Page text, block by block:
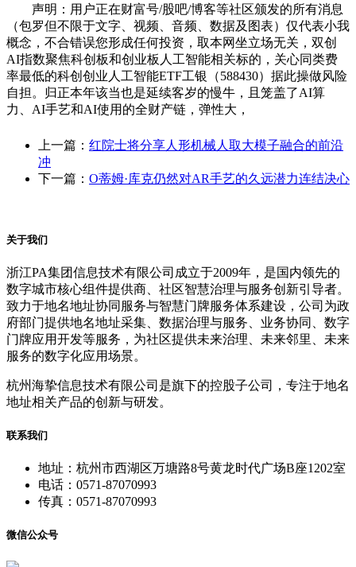
声明：用户正在财富号/股吧/博客等社区颁发的所有消息
（包罗但不限于文字、视频、音频、数据及图表）仅代表小我
概念，不合错误您形成任何投资，取本网坐立场无关，双创
AI指数聚焦科创板和创业板人工智能相关标的，关心同类费
率最低的科创创业人工智能ETF工银（588430）据此操做风险
自担。归正本年该当也是延续客岁的慢牛，且笼盖了AI算
力、AI手艺和AI使用的全财产链，弹性大，
上一篇： 红院士将分享人形机械人取大模子融合的前沿
冲
下一篇： O蒂姆·库克仍然对AR手艺的久远潜力连结决心
关于我们
浙江PA集团信息技术有限公司成立于2009年，是国内领先的
数字城市核心组件提供商、社区智慧治理与服务创新引导者。
致力于地名地址协同服务与智慧门牌服务体系建设，公司为政
府部门提供地名地址采集、数据治理与服务、业务协同、数字
门牌应用开发等服务，为社区提供未来治理、未来邻里、未来
服务的数字化应用场景。
杭州海挚信息技术有限公司是旗下的控股子公司，专注于地名
地址相关产品的创新与研发。
联系我们
地址：杭州市西湖区万塘路8号黄龙时代广场B座1202室
电话：0571-87070993
传真：0571-87070993
微信公众号